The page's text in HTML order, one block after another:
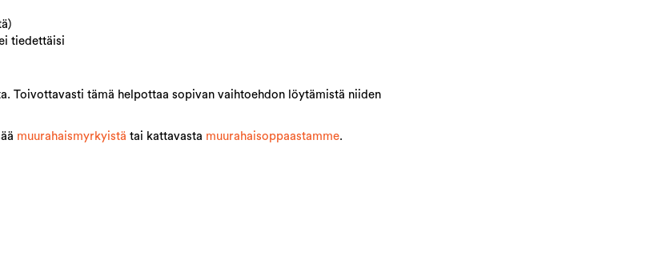
tiedettäisi
Toivottavasti tämä helpottaa sopivan vaihtoehdon löytämistä niiden
muurahaismyrkyistä tai kattavasta muurahaisoppaastamme.